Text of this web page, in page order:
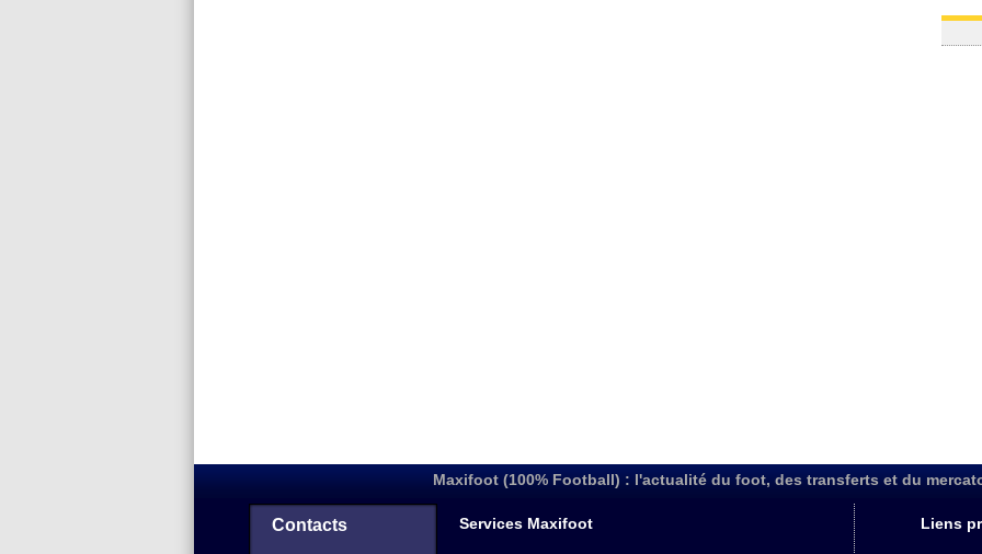
03/08
Maxifoot (100% Football) : l'actualité du foot, des transferts et du
Contacts Services Maxifoot Liens